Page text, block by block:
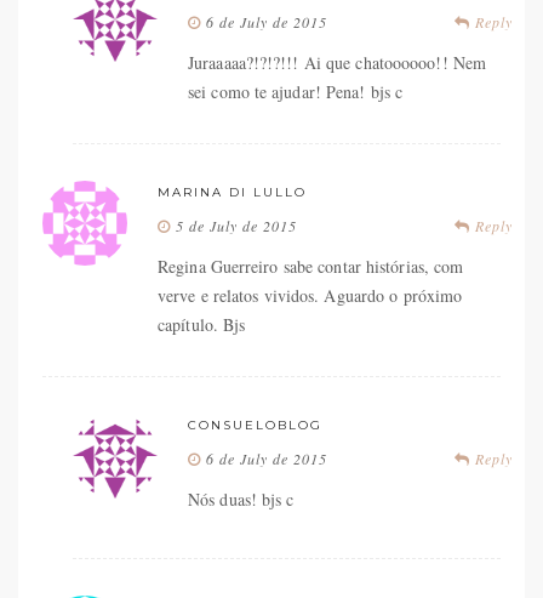
Reply
6 de July de 2015
Juraaaaa?!?!?!!! Ai que chatoooooo!! Nem
sei como te ajudar! Pena! bjs c
MARINA DI LULLO
Reply
5 de July de 2015
Regina Guerreiro sabe contar histórias, com
verve e relatos vividos. Aguardo o próximo
capítulo. Bjs
CONSUELOBLOG
Reply
6 de July de 2015
Nós duas! bjs c